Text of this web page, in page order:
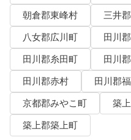
朝倉郡東峰村
三井
八女郡広川町
田川
田川郡糸田町
田川
田川郡赤村
田川郡
京都郡みやこ町
築
築上郡築上町